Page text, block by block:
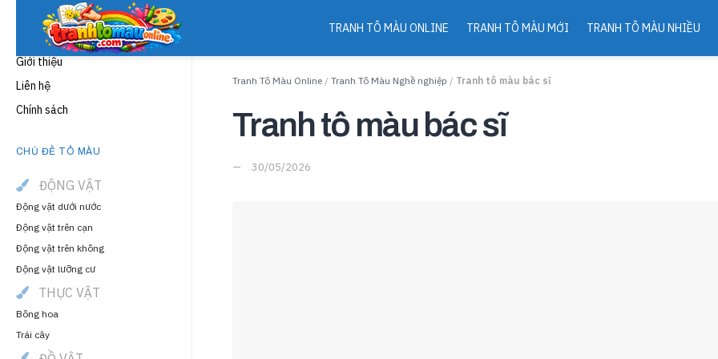
THÔNG TIN
Giới thiệu
Liên hệ
Chính sách
CHỦ ĐỀ TÔ MÀU
ĐỘNG VẬT
Động vật dưới nước
Động vật trên cạn
Động vật trên không
Động vật lưỡng cư
THỰC VẬT
Bông hoa
Trái cây
TRANH TÔ MÀU ONLINE TRANH TÔ MÀU MỚI TRANH TÔ MÀU NHIỀU
Tranh Tô Màu Online / Tranh Tô Màu Nghề nghiệp / Tranh tô màu bác sĩ
Tranh tô màu bác sĩ
30/05/2026